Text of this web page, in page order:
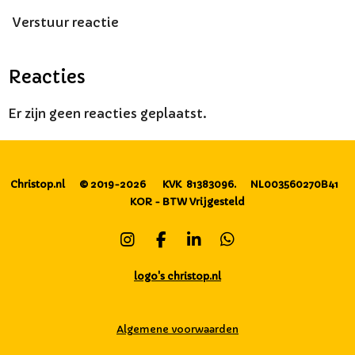
Verstuur reactie
Reacties
Er zijn geen reacties geplaatst.
Christop.nl © 2019-2026 KVK 81383096. NL003560270B41
KOR - BTW Vrijgesteld
I
r
F
c
o
L
n
I
W
p
logo's christop.nl
Algemene voorwaarden